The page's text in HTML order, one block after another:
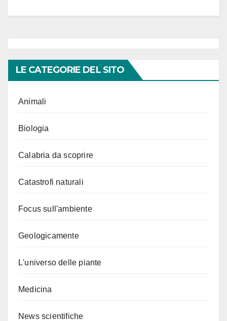
LE CATEGORIE DEL SITO
Animali
Biologia
Calabria da scoprire
Catastrofi naturali
Focus sull'ambiente
Geologicamente
L'universo delle piante
Medicina
News scientifiche